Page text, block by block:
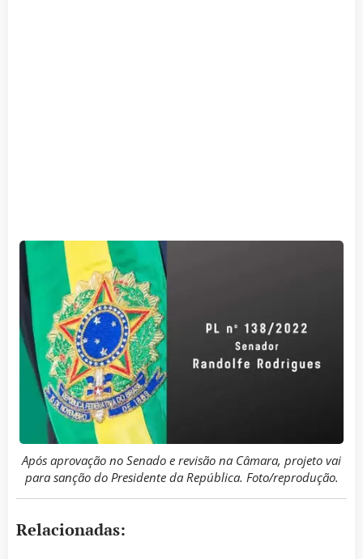
Após aprovação no Senado e revisão na Câmara, projeto vai
para sanção do Presidente da República. Foto/reprodução.
Relacionadas: